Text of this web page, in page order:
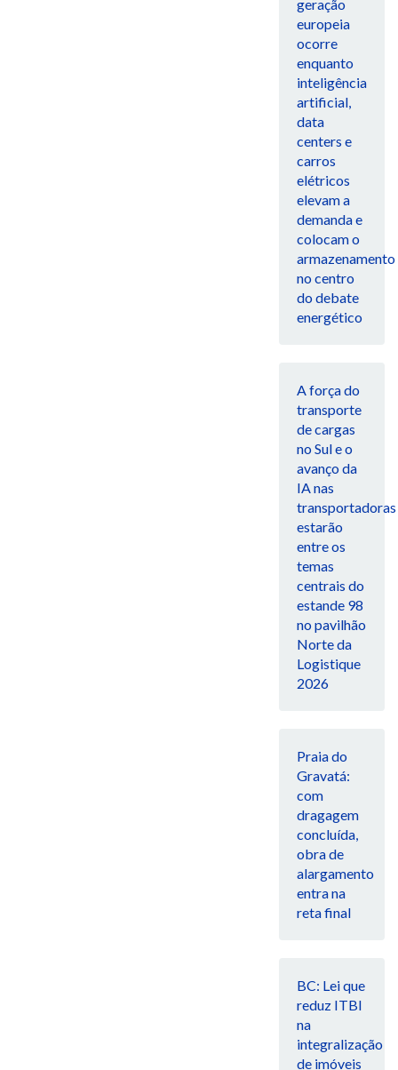
geração
europeia
ocorre
enquanto
inteligência
artificial,
data
centers e
carros
elétricos
elevam a
demanda e
colocam o
armazenamento
no centro
do debate
energético
A força do
transporte
de cargas
no Sul e o
avanço da
IA nas
transportadoras
estarão
entre os
temas
centrais do
estande 98
no pavilhão
Norte da
Logistique
2026
Praia do
Gravatá:
com
dragagem
concluída,
obra de
alargamento
entra na
reta final
BC: Lei que
reduz ITBI
na
integralização
de imóveis